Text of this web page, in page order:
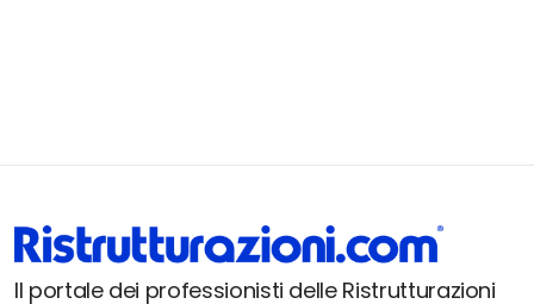
Il portale dei professionisti delle Ristrutturazioni